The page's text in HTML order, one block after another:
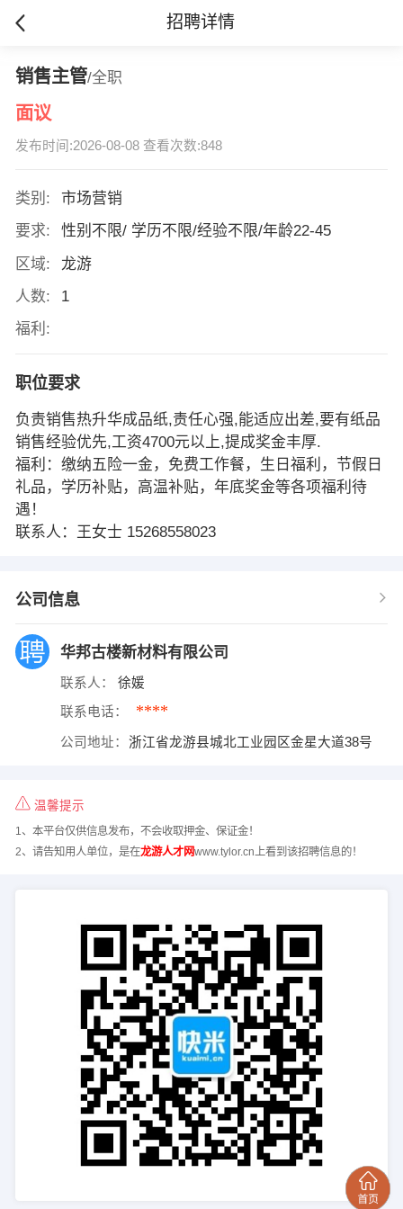
招聘详情
销售主管/全职
面议
发布时间:2026-08-08 查看次数:848
类别:
市场营销
要求:
性别不限/ 学历不限/经验不限/年龄22-45
区域:
龙游
人数:
1
福利:
职位要求
负责销售热升华成品纸,责任心强,能适应出差,要有纸品
销售经验优先,工资4700元以上,提成奖金丰厚.
福利：缴纳五险一金，免费工作餐，生日福利，节假日
礼品，学历补贴，高温补贴，年底奖金等各项福利待
遇！
联系人：王女士 15268558023
公司信息
华邦古楼新材料有限公司
联系人： 徐媛
联系电话： ****
公司地址： 浙江省龙游县城北工业园区金星大道38号
温馨提示
1、本平台仅供信息发布，不会收取押金、保证金！
2、请告知用人单位，是在龙游人才网www.tylor.cn上看到该招聘信息的！